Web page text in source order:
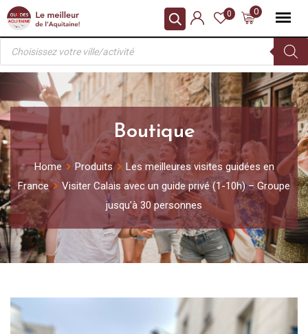
Skip
content
0
0
Recherche
produits
Boutique
Home Produits
Les meilleures visites guidées en
France
Visiter Calais avec un guide privé (1-10h) – Groupe
jusqu’à 30 personnes